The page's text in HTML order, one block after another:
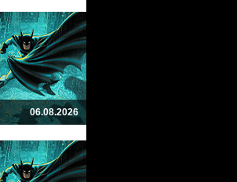
06.08.2026